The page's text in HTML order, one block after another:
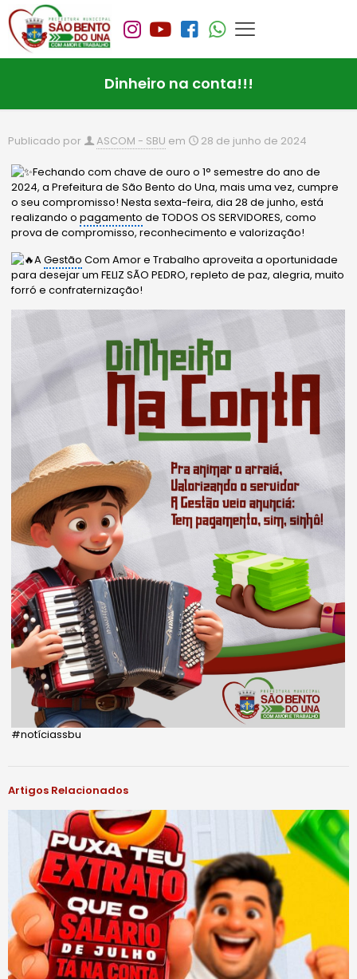
Dinheiro na conta!!!
Publicado por ASCOM - SBU em 28 de junho de 2024
Fechando com chave de ouro o 1° semestre do ano de
2024, a Prefeitura de São Bento do Una, mais uma vez, cumpre
o seu compromisso! Nesta sexta-feira, dia 28 de junho, está
realizando opagamento de TODOS OS SERVIDORES, como
prova de compromisso, reconhecimento e valorização!
AGestão Com Amor e Trabalho aproveita a oportunidade
para desejar um FELIZ SÃO PEDRO, repleto de paz, alegria, muito
forró e confraternização!
#notíciassbu
Artigos Relacionados